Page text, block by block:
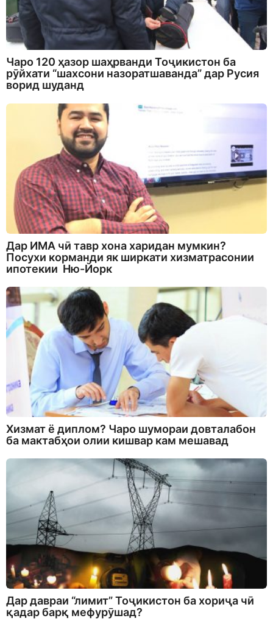
Чаро 120 ҳазор шаҳрванди Тоҷикистон ба
рӯйхати “шахсони назоратшаванда” дар Русия
ворид шуданд
Дар ИМА чӣ тавр хона харидан мумкин?
Посухи корманди як ширкати хизматрасонии
ипотекии Ню-Йорк
Хизмат ё диплом? Чаро шумораи довталабон
ба мактабҳои олии кишвар кам мешавад
Дар давраи “лимит” Тоҷикистон ба хориҷа чӣ
қадар барқ мефурӯшад?